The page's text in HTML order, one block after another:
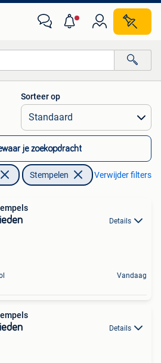
afstanden…
Sorteer op
je zoekopdracht
Stempelen Verwijder filters
Details
Vandaag
Details